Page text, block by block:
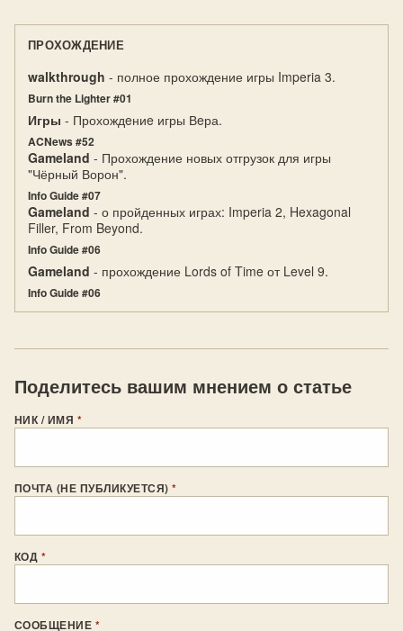
ПРОХОЖДЕНИЕ
walkthrough - полное прохождение игры Imperia 3.
Burn the Lighter #01
Игры - Прохождeниe игры Вeра.
ACNews #52
Gameland - Прохождение новых отгрузок для игры
"Чёрный Ворон".
Info Guide #07
Gameland - о пройденных играх: Imperia 2, Hexagonal
Filler, From Beyond.
Info Guide #06
Gameland - прохождение Lords of Time от Level 9.
Info Guide #06
Поделитесь вашим мнением о статье
НИК / ИМЯ *
ПОЧТА (НЕ ПУБЛИКУЕТСЯ)*
КОД *
СООБЩЕНИЕ *